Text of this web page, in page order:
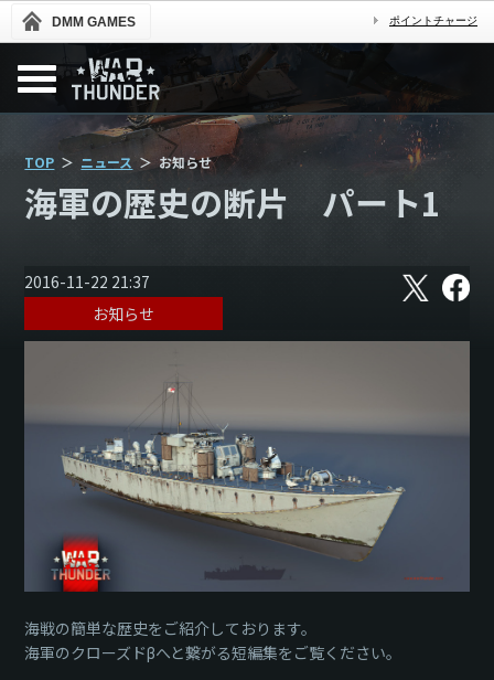
DMM GAMES ポイントチャージ
TOP ニュース お知らせ
海軍の歴史の断片 パート1
2016-11-22 21:37 X フ
ェ
ス
お知らせ
海戦の簡単な歴史をご紹介しております。
海軍のクローズドβへと繋がる短編集をご覧ください。